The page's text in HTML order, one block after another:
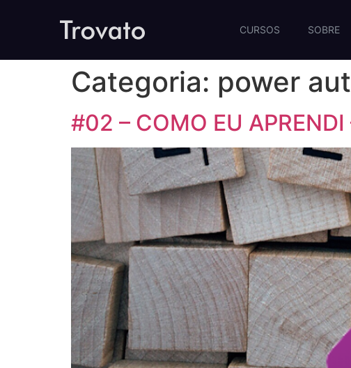
CURSOS SOBRE
Categoria: power
#02 – COMO EU